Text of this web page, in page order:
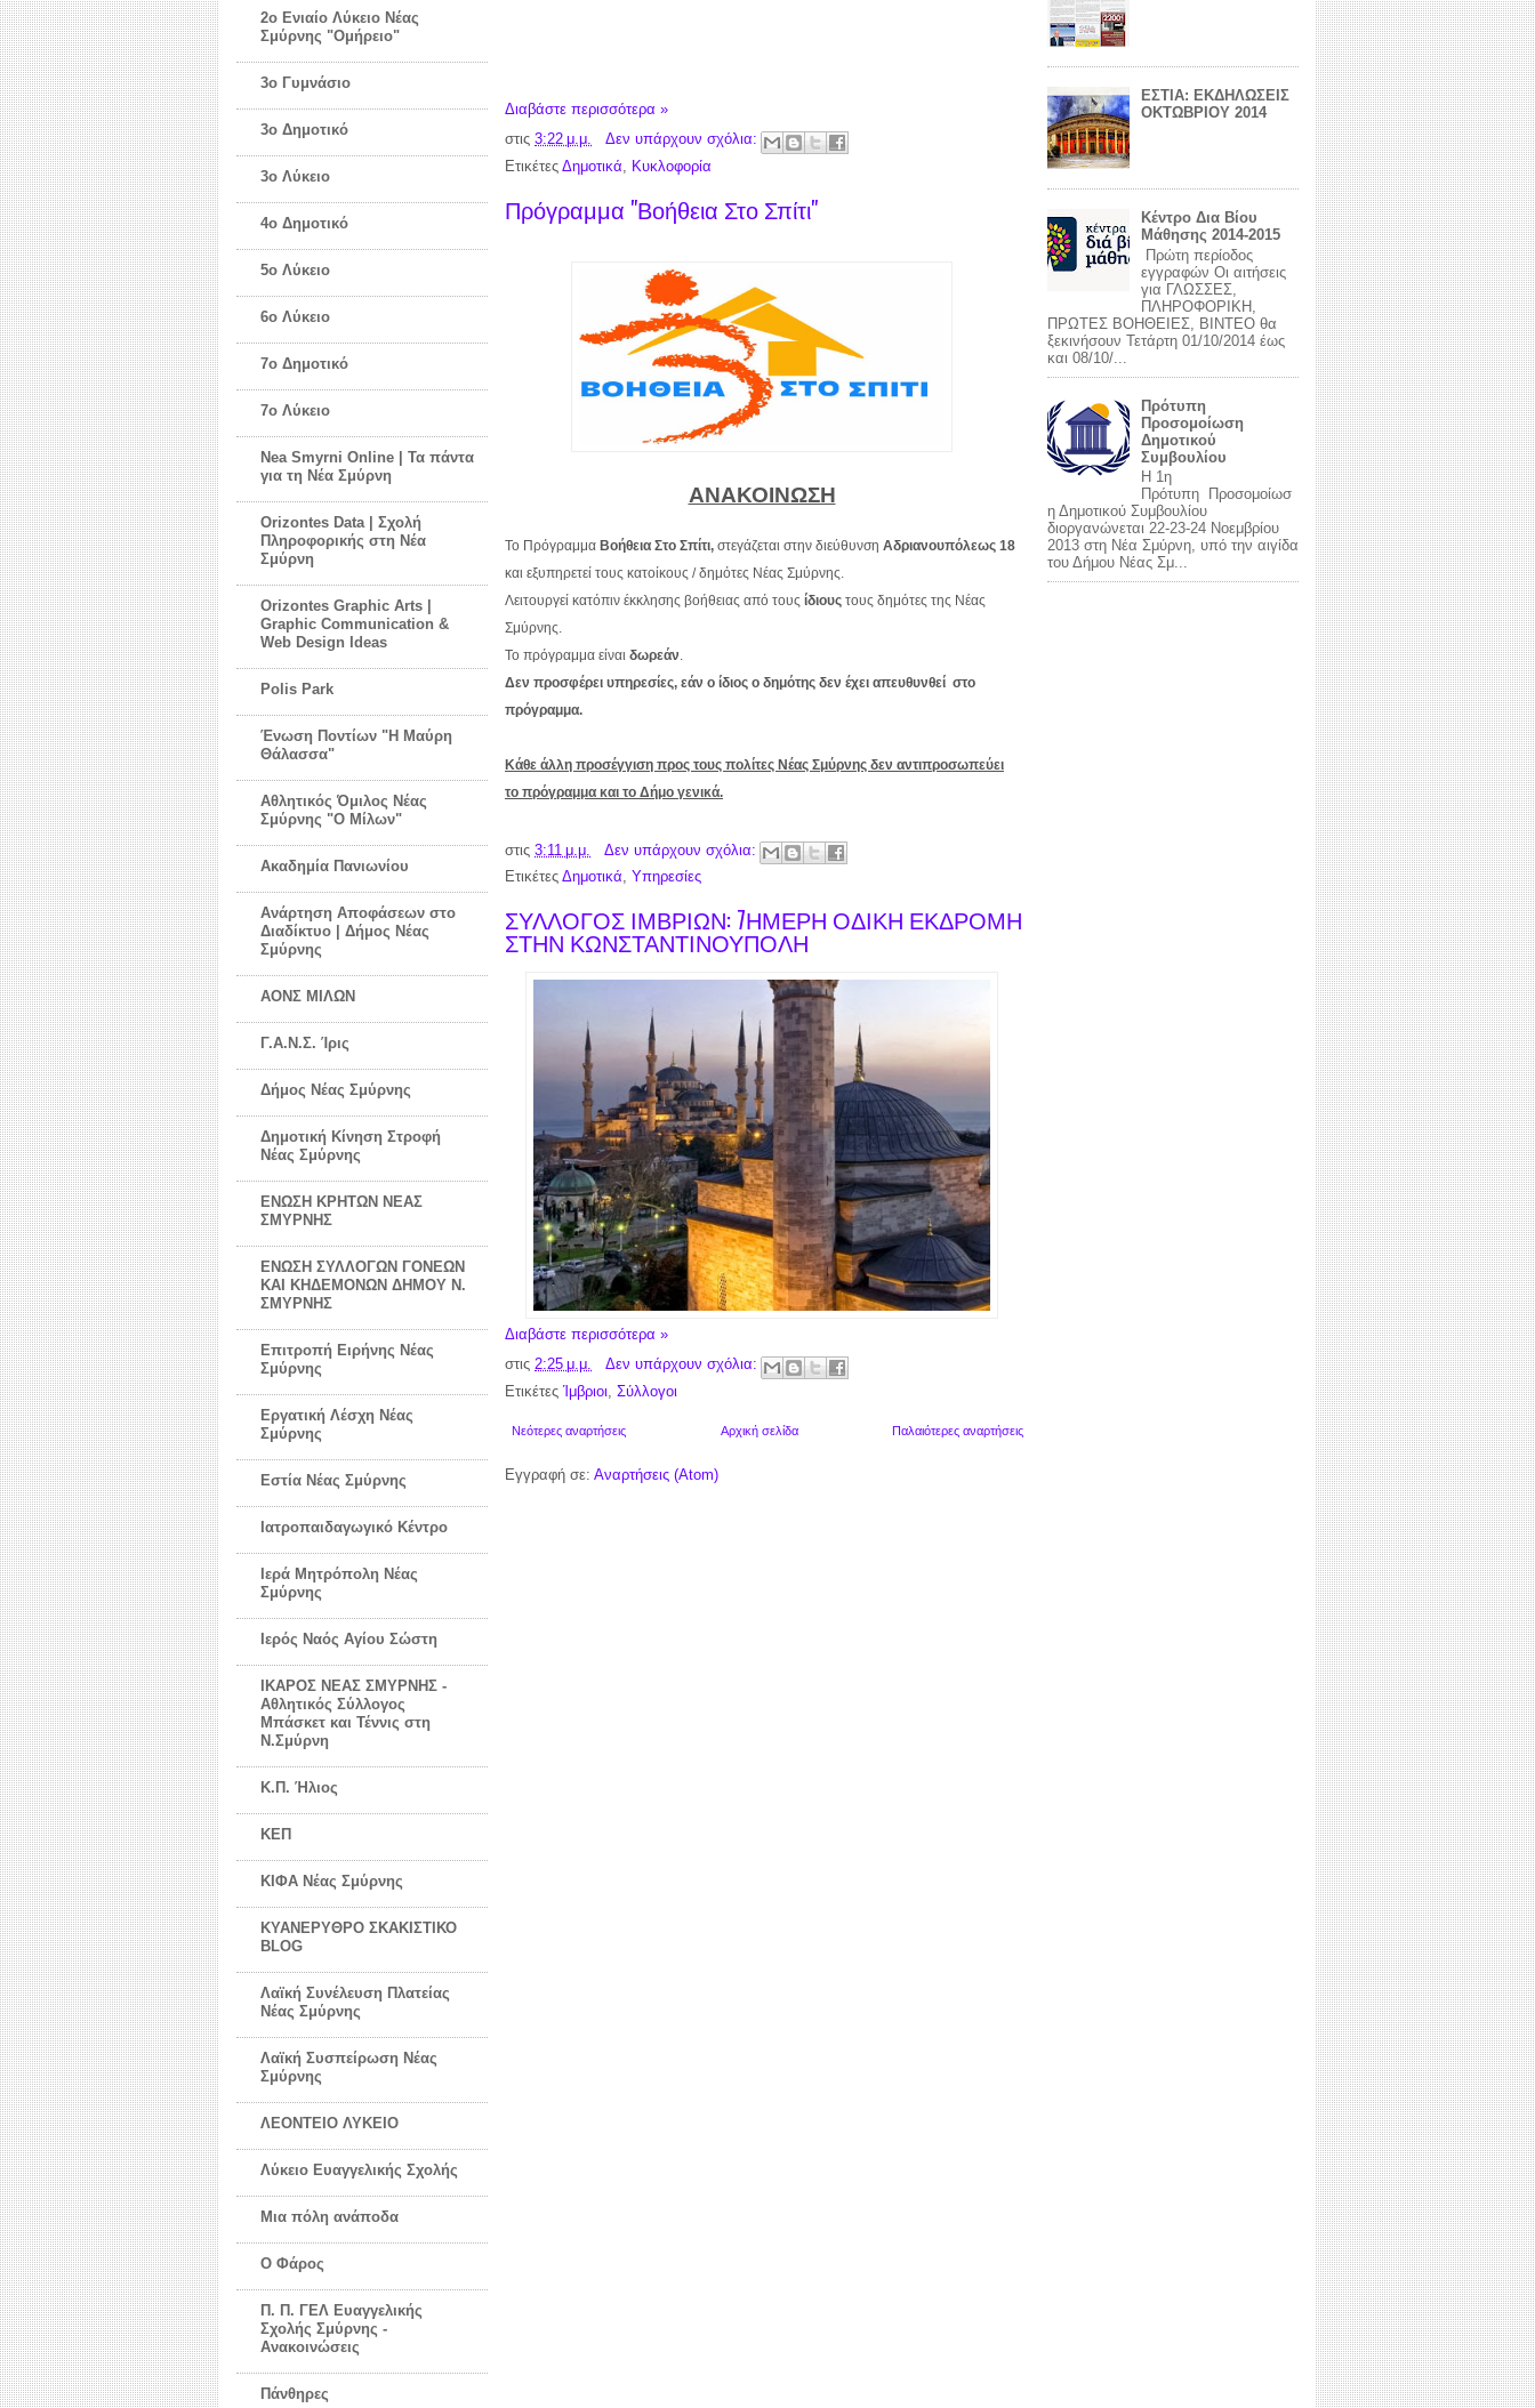
2ο Ενιαίο Λύκειο Νέας
Σμύρνης "Ομήρειο"
3ο Γυμνάσιο
3ο Δημοτικό
3ο Λύκειο
4ο Δημοτικό
5ο Λύκειο
6ο Λύκειο
7ο Δημοτικό
7ο Λύκειο
Nea Smyrni Online | Τα πάντα
για τη Νέα Σμύρνη
Orizontes Data | Σχολή
Πληροφορικής στη Νέα
Σμύρνη
Orizontes Graphic Arts |
Graphic Communication &
Web Design Ideas
Polis Park
Ένωση Ποντίων "Η Μαύρη
Θάλασσα"
Αθλητικός Όμιλος Νέας
Σμύρνης "Ο Μίλων"
Ακαδημία Πανιωνίου
Ανάρτηση Αποφάσεων στο
Διαδίκτυο | Δήμος Νέας
Σμύρνης
ΑΟΝΣ ΜΙΛΩΝ
Γ.Α.Ν.Σ. Ίρις
Δήμος Νέας Σμύρνης
Δημοτική Κίνηση Στροφή
Νέας Σμύρνης
ΕΝΩΣΗ ΚΡΗΤΩΝ ΝΕΑΣ
ΣΜΥΡΝΗΣ
ΕΝΩΣΗ ΣΥΛΛΟΓΩΝ ΓΟΝΕΩΝ
ΚΑΙ ΚΗΔΕΜΟΝΩΝ ΔΗΜΟΥ Ν.
ΣΜΥΡΝΗΣ
Επιτροπή Ειρήνης Νέας
Σμύρνης
Εργατική Λέσχη Νέας
Σμύρνης
Εστία Νέας Σμύρνης
Ιατροπαιδαγωγικό Κέντρο
Ιερά Μητρόπολη Νέας
Σμύρνης
Ιερός Ναός Αγίου Σώστη
ΙΚΑΡΟΣ ΝΕΑΣ ΣΜΥΡΝΗΣ -
Αθλητικός Σύλλογος
Μπάσκετ και Τέννις στη
Ν.Σμύρνη
Κ.Π. Ήλιος
ΚΕΠ
ΚΙΦΑ Νέας Σμύρνης
ΚΥΑΝΕΡΥΘΡΟ ΣΚΑΚΙΣΤΙΚΟ
BLOG
Λαϊκή Συνέλευση Πλατείας
Νέας Σμύρνης
Λαϊκή Συσπείρωση Νέας
Σμύρνης
ΛΕΟΝΤΕΙΟ ΛΥΚΕΙΟ
Λύκειο Ευαγγελικής Σχολής
Μια πόλη ανάποδα
Ο Φάρος
Π. Π. ΓΕΛ Ευαγγελικής
Σχολής Σμύρνης -
Ανακοινώσεις
Πάνθηρες
Διαβάστε περισσότερα »
στις 3:22 μ.μ.
Δεν υπάρχουν σχόλια:
Ετικέτες Δημοτικά Κυκλοφορία
Πρόγραμμα "Βοήθεια Στο Σπίτι"
ΑΝΑΚΟΙΝΩΣΗ
Το Πρόγραμμα Βοήθεια Στο Σπίτι, στεγάζεται στην διεύθυνση Αδριανουπόλεως 18
και εξυπηρετεί τους κατοίκους / δημότες Νέας Σμύρνης.
Λειτουργεί κατόπιν έκκλησης βοήθειας από τους ίδιους τους δημότες της Νέας
Σμύρνης.
Το πρόγραμμα είναι δωρεάν
Δεν προσφέρει υπηρεσίες, εάν ο ίδιος ο δημότης δεν έχει απευθυνθεί στο
πρόγραμμα.
Κάθε άλλη προσέγγιση προς τους πολίτες Νέας Σμύρνης δεν αντιπροσωπεύει
το πρόγραμμα και το Δήμο γενικά.
στις 3:11 μ.μ.
Δεν υπάρχουν σχόλια:
Ετικέτες Δημοτικά, Υπηρεσίες
ΣΥΛΛΟΓΟΣ ΙΜΒΡΙΩΝ: 7ΗΜΕΡΗ ΟΔΙΚΗ ΕΚΔΡΟΜΗ
ΣΤΗΝ ΚΩΝΣΤΑΝΤΙΝΟΥΠΟΛΗ
Διαβάστε περισσότερα »
στις 2:25 μ.μ.
Δεν υπάρχουν σχόλια:
Ετικέτες Ίμβριοι Σύλλογοι
Νεότερες αναρτήσεις Παλαιότερες αναρτήσεις
Αρχική σελίδα
Εγγραφή σε: Αναρτήσεις (Atom)
ΕΣΤΙΑ: ΕΚΔΗΛΩΣΕΙΣ
ΟΚΤΩΒΡΙΟΥ 2014
Κέντρο Δια Βίου
Μάθησης 2014-2015
Πρώτη περίοδος
εγγραφών Οι αιτήσεις
για ΓΛΩΣΣΕΣ,
ΠΛΗΡΟΦΟΡΙΚΗ,
ΠΡΩΤΕΣ ΒΟΗΘΕΙΕΣ, ΒΙΝΤΕΟ θα
ξεκινήσουν Τετάρτη 01/10/2014 έως
και 08/10/...
Πρότυπη
Προσομοίωση
Δημοτικού
Συμβουλίου
Η 1η
Πρότυπη Προσομοίωσ
η Δημοτικού Συμβουλίου
διοργανώνεται 22-23-24 Νοεμβρίου
2013 στη Νέα Σμύρνη, υπό την αιγίδα
του Δήμου Νέας Σμ...